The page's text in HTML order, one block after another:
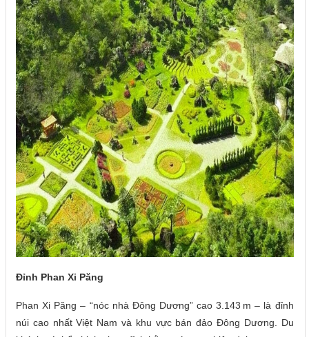
Đỉnh Phan Xi Păng
Phan Xi Păng – “nóc nhà Đông Dương” cao 3.143 m – là đỉnh
núi cao nhất Việt Nam và khu vực bán đảo Đông Dương. Du